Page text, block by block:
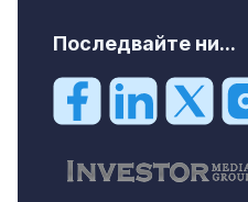
Последвайте ни...